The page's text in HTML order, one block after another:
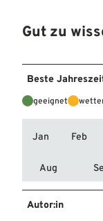
Gut zu
Beste
geeignet
Jan Feb
Aug
Autor:in